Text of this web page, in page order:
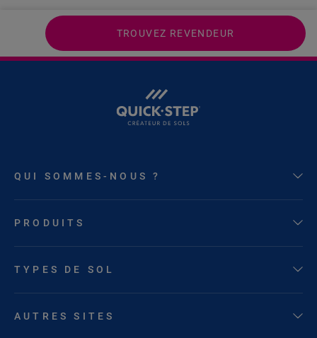
TROUVEZ REVENDEUR
QUI SOMMES-NOUS ?
PRODUITS
TYPES DE SOL
AUTRES SITES